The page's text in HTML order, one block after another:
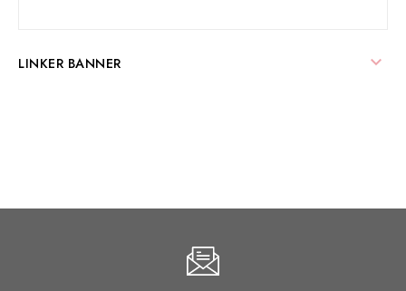
LINKER BANNER 